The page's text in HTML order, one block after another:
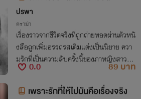
ปรพา
ดราม่า
เรื่องราวจากชีวิตจริงที่ถูกถ่ายทอดผ่านตัวหนั
งสือถูกเพิ่มอรรถรสเติมแต่งเป็นนิยาย ควา
มรักที่เป็นความลับครั้งนี้ของภาหญิงสาวที่ล
งไปเล่นกับเกมรักของชายอายุมากกว่าเธอถึ
ง 20 ปี ชีวิตเธอจะเป็นอย่างไรกันนะ
0.0
89 บาท
เพราะรักที่ให้ไปมันคือเรื่องจริง